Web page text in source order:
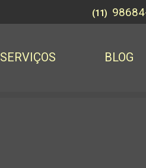
SERVIÇOS BLOG
(11)